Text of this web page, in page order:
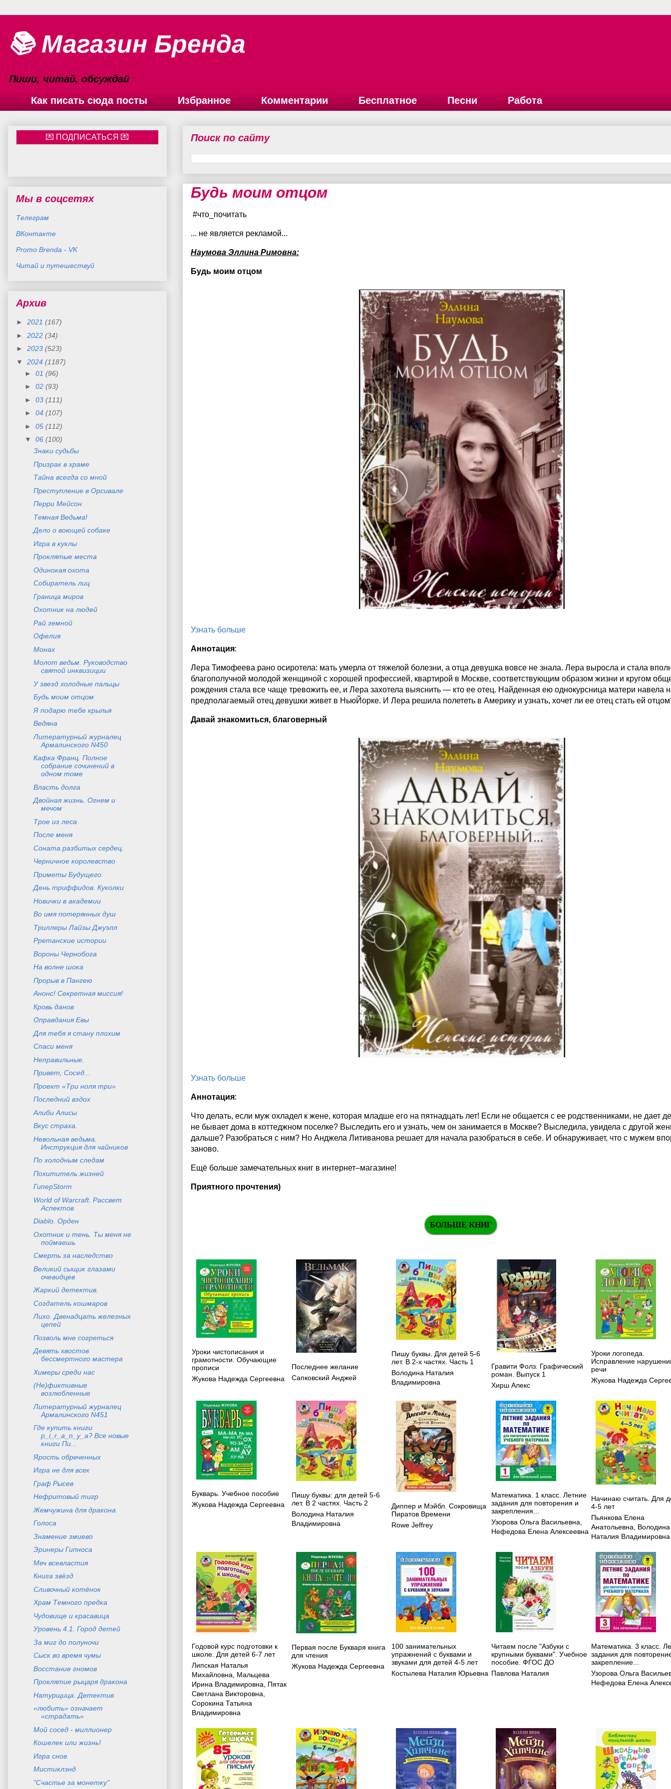
📚 Магазин Бренда
Пиши, читай, обсуждай
Как писать сюда посты
Избранное Комментарии Бесплатное Песни Работа
Поиск по сайту
Будь моим отцом
#что_почитать
... не является рекламой...
Наумова Эллина Римовна:
Будь моим отцом
Узнать больше
Аннотация:
Лера Тимофеева рано осиротела: мать умерла от тяжелой болезни, а отца девушка вовсе не знала. Лера выросла и стала
благополучной молодой женщиной с хорошей профессией, квартирой в Москве, соответствующим образом жизни и кругом
рождения стала все чаще тревожить ее, и Лера захотела выяснить — кто ее отец. Найденная ею однокурсница матери навела
предполагаемый отец девушки живет в Нью­Йорке. И Лера решила полететь в Америку и узнать, хочет ли ее отец стать ей
Давай знакомиться, благоверный
Узнать больше
Аннотация:
Что делать, если муж охладел к жене, которая младше его на пятнадцать лет! Если не общается с ее родственниками, не дает
не бывает дома в коттеджном поселке? Выследить его и узнать, чем он занимается в Москве? Выследила, увидела с другой
дальше? Разобраться с ним? Но Анджела Литиванова решает для начала разобраться в себе. И обнаруживает, что с мужем
заново.
Ещё больше замечательных книг в интернет–магазине!
Приятного прочтения)
БОЛЬШЕ КНИГ
Уроки чистописания и
грамотности. Обучающие
прописи
Жукова Надежда Сергеевна
Последнее желание
Сапковский Анджей
Пишу буквы. Для детей 5-6
лет. В 2-х частях. Часть 1
Володина Наталия
Владимировна
Гравити Фолз. Графический
роман. Выпуск 1
Хирш Алекс
Уроки логопеда.
Исправление
речи
Жукова Надежда
Букварь. Учебное пособие
Жукова Надежда Сергеевна
Пишу буквы: для детей 5-6
лет. В 2 частях. Часть 2
Володина Наталия
Владимировна
Диппер и Мэйбл. Сокровища
Пиратов Времени
Rowe Jeffrey
Математика. 1 класс. Летние
задания для повторения и
закрепления...
Узорова Ольга Васильевна
Нефедова Елена Алексеевна
Начинаю считать. Для
4-5 лет
Пьянкова Елена
Анатольевна
Володина
Наталия Владимировна
Годовой курс подготовки к
школе. Для детей 6-7 лет
Липская Наталья
Михайловна
Мальцева
Ирина Владимировна
Пятак
Светлана Викторовна
Сорокина Татьяна
Владимировна
Первая после Букваря книга
для чтения
Жукова Надежда Сергеевна
100 занимательных
упражнений с буквами и
звуками для детей 4-5 лет
Костылева Наталия Юрьевна
Читаем после "Азбуки с
крупными буквами". Учебное
пособие. ФГОС ДО
Павлова Наталия
Математика. 3 класс.
задания для
закрепление...
Узорова Ольга
Нефедова Елена
Мы в соцсетях
Телеграм
ВКонтакте
Promo Brenda - VK
Читай и путешествуй
Архив
► 2021 (167)
► 2022 (34)
► 2023 (523)
▼ 2024 (1187)
► 01 (96)
► 02 (93)
► 03 (111)
► 04 (107)
► 05 (112)
▼ 06 (100)
Знаки судьбы
Призрак в храме
Тайна всегда со мной
Преступление в Орсивале
Перри Мейсон
Темная Ведьма!
Дело о воющей собаке
Игра в куклы
Проклятые места
Одинокая охота
Собиратель лиц
Граница миров
Охотник на людей
Рай земной
Офелия
Монах
Молот ведьм. Руководство
святой инквизиции
У звезд холодные пальцы
Будь моим отцом
Я подарю тебе крылья
Ведяна
Литературный журналец
Армалинского N450
Кафка Франц. Полное
собрание сочинений в
одном томе
Власть долга
Двойная жизнь. Огнем и
мечом
Трое из леса
После меня
Соната разбитых сердец.
Черничное королевство
Приметы Будущего.
День триффидов. Куколки
Новички в академии
Во имя потерянных душ
Триллеры Лайзы Джуэлл
Рретанские истории
Вороны Чернобога
На волне шока
Прорыв в Пангею
Анонс! Секретная миссия!
Кровь данов
Оправдания Евы
Для тебя я стану плохим
Спаси меня
Неправильные.
Привет, Сосед...
Проект «Три ноля три»
Последний вздох
Алиби Алисы
Вкус страха.
Невольная ведьма.
Инструкция для чайников
По холодным следам
Похититель жизней
ГиперStorm
World of Warcraft. Рассвет
Аспектов
Diablo. Орден
Охотник и тень. Ты меня не
поймаешь
Смерть за наследство
Великий сыщик глазами
очевидцев
Жаркий детектив.
Создатель кошмаров
Лихо. Двенадцать железных
цепей
Позволь мне согреться
Девять хвостов
бессмертного мастера
Химеры среди нас
(Не)фиктивные
возлюбленные
Литературный журналец
Армалинского N451
Где купить книги
p_i_r_a_n_y_a? Все новые
книги Пи...
Ярость обреченных
Игра не для всех
Граф Рысев
Нефритовый тигр
Жемчужина для дракона
Голоса
Знамение змиево
Эринеры Гипноса
Меч всевластия
Книга звёзд
Сливочный котёнок
Храм Темного предка
Чудовище и красавица
Уровень 4.1. Город детей
За миг до полуночи
Сыск во время чумы
Восстание гномов
Проклятие рыцаря дракона
Натурщица. Детектив
«любить» означает
«страдать»
Мой сосед - миллионер
Кошелек или жизнь!
Игра снов
Мистиклэнд
"Счастье за монетку"